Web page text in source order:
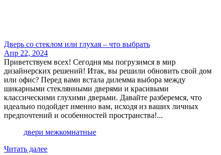
Дверь со стеклом или глухая – что выбрать
Апр 22, 2024
Приветствуем всех! Сегодня мы погрузимся в мир
дизайнерских решений! Итак, вы решили обновить свой дом
или офис? Перед вами встала дилемма выбора между
шикарными стеклянными дверями и красивыми
классическими глухими дверьми. Давайте разберемся, что
идеально подойдет именно вам, исходя из ваших личных
предпочтений и особенностей пространства!...
двери межкомнатные
Читать далее